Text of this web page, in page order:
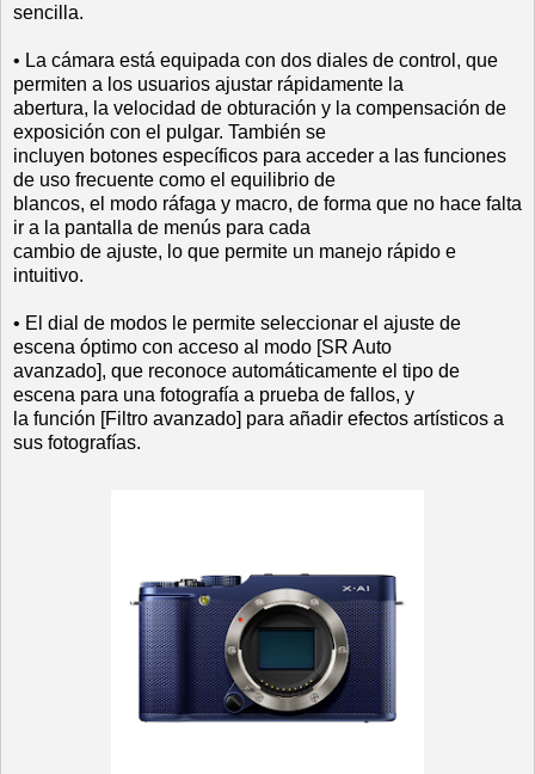
sencilla.
• La cámara está equipada con dos diales de control, que
permiten a los usuarios ajustar rápidamente la
abertura, la velocidad de obturación y la compensación de
exposición con el pulgar. También se
incluyen botones específicos para acceder a las funciones
de uso frecuente como el equilibrio de
blancos, el modo ráfaga y macro, de forma que no hace falta
ir a la pantalla de menús para cada
cambio de ajuste, lo que permite un manejo rápido e
intuitivo.
• El dial de modos le permite seleccionar el ajuste de
escena óptimo con acceso al modo [SR Auto
avanzado], que reconoce automáticamente el tipo de
escena para una fotografía a prueba de fallos, y
la función [Filtro avanzado] para añadir efectos artísticos a
sus fotografías.